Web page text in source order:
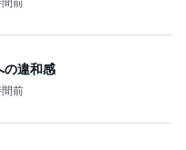
の違和感
前